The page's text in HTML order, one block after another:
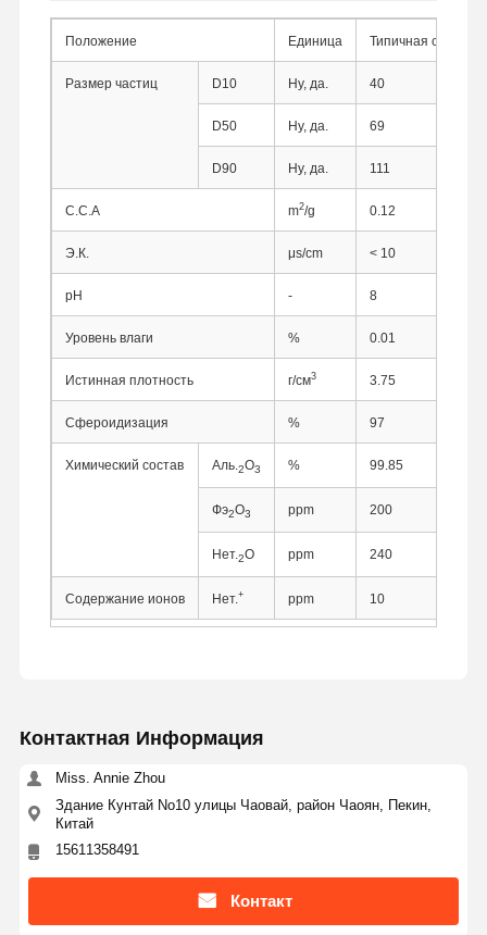
Положение Единица Типичная
Размер частиц D10 Ну, да. 40
D50 Ну, да. 69
D90 Ну, да. 111
С.С.А m2/g 0.12
Э.К. μs/cm < 10
pH - 8
Уровень влаги % 0.01
Истинная плотность г/см3 3.75
Сфероидизация % 97
Химический состав Аль. 2О3 % 99.85
Фэ2О3 ppm 200
Нет.2О ppm 240
Содержание ионов Нет. + ppm 10
Контактная Информация
Miss. Annie Zhou
Здание Кунтай No10 улицы Чаовай, район Чаоян, Пекин,
Китай
15611358491
Контакт